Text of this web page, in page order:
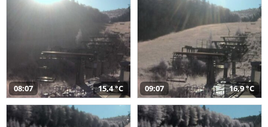
08:07 15,4 °C 09:07 16,9 °C